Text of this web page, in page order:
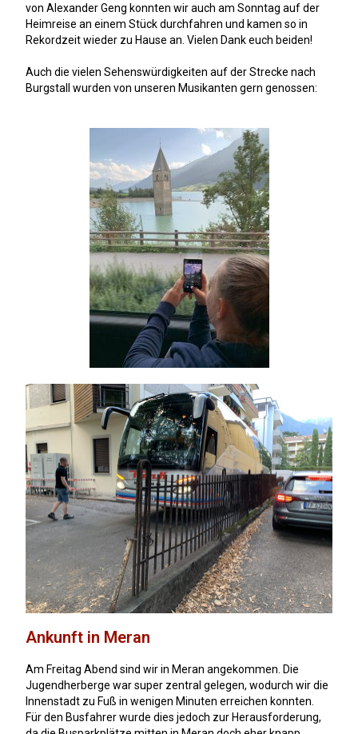
von Alexander Geng konnten wir auch am Sonntag auf der
Heimreise an einem Stück durchfahren und kamen so in
Rekordzeit wieder zu Hause an. Vielen Dank euch beiden!
Auch die vielen Sehenswürdigkeiten auf der Strecke nach
Burgstall wurden von unseren Musikanten gern genossen:
Ankunft in Meran
Am Freitag Abend sind wir in Meran angekommen. Die
Jugendherberge war super zentral gelegen, wodurch wir die
Innenstadt zu Fuß in wenigen Minuten erreichen konnten.
Für den Busfahrer wurde dies jedoch zur Herausforderung,